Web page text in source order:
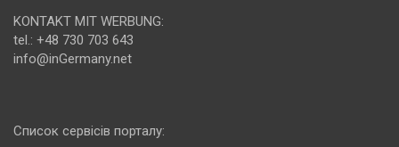
KONTAKT MIT WERBUNG:
tel.: +48 730 703 643
info@inGermany.net
Cписок сервісів порталу: